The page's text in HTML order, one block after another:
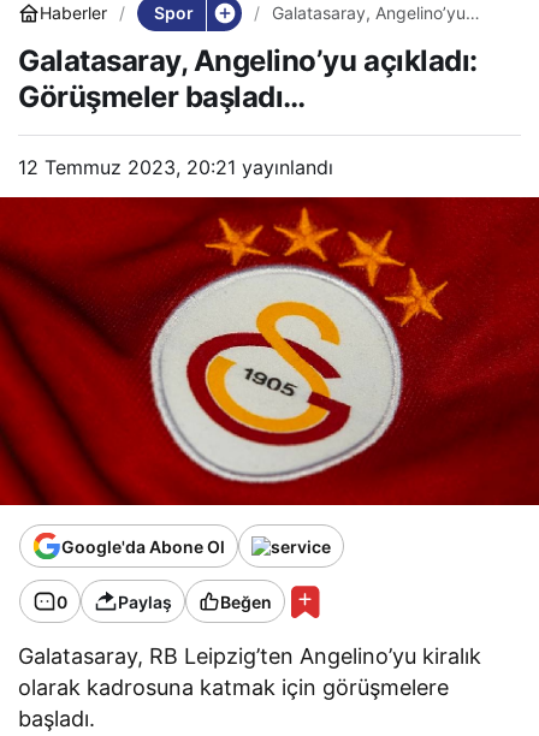
Haberler Spor
Galatasaray, Angelino’yu
Galatasaray, Angelino’yu açıkladı:
Görüşmeler başladı…
12 Temmuz 2023, 20:21 yayınlandı
Google'da Abone Ol
0 Paylaş Beğen
Galatasaray, RB Leipzig’ten Angelino’yu kiralık
olarak kadrosuna katmak için görüşmelere
başladı.